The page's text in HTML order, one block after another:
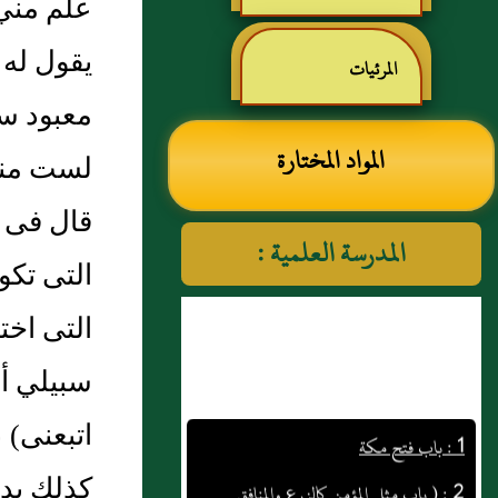
رياض الصالحين للإمام
النووي رحمهم الله تعالى
المرئيات
المواد المختارة
المدرسة العلمية :
2 : ( باب مثل المؤمن كالزرع والمنافق
والكافر كالأرزة )
يقول
معبود
لست
قال فى
التى
التى
سبيلي